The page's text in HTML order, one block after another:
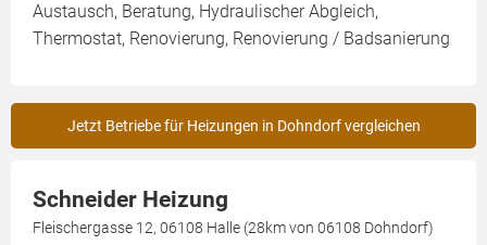
Austausch, Beratung, Hydraulischer Abgleich,
Thermostat, Renovierung, Renovierung / Badsanierung
Jetzt Betriebe für Heizungen in Dohndorf vergleichen
Schneider Heizung
Fleischergasse 12, 06108 Halle (28km von 06108 Dohndorf)